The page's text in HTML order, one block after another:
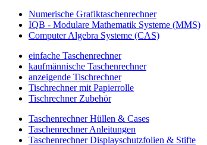
Numerische Grafiktaschenrechner
IQB - Modulare Mathematik Systeme (MMS)
Computer Algebra Systeme (CAS)
einfache Taschenrechner
kaufmännische Taschenrechner
anzeigende Tischrechner
Tischrechner mit Papierrolle
Tischrechner Zubehör
Taschenrechner Hüllen & Cases
Taschenrechner Anleitungen
Taschenrechner Displayschutzfolien & Stifte